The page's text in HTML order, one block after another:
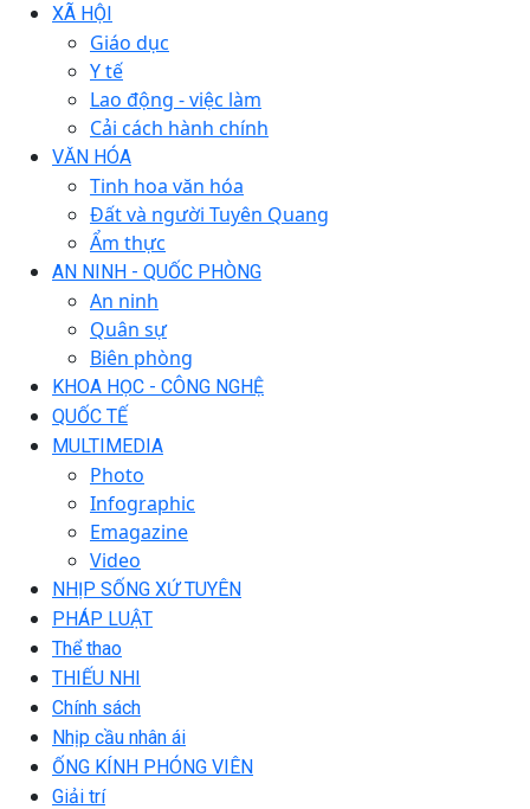
XÃ HỘI
Giáo dục
Y tế
Lao động - việc làm
Cải cách hành chính
VĂN HÓA
Tinh hoa văn hóa
Đất và người Tuyên Quang
Ẩm thực
AN NINH - QUỐC PHÒNG
An ninh
Quân sự
Biên phòng
KHOA HỌC - CÔNG NGHỆ
QUỐC TẾ
MULTIMEDIA
Photo
Infographic
Emagazine
Video
NHỊP SỐNG XỨ TUYÊN
PHÁP LUẬT
Thể thao
THIẾU NHI
Chính sách
Nhịp cầu nhân ái
ỐNG KÍNH PHÓNG VIÊN
Giải trí